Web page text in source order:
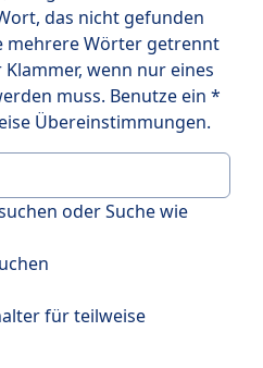
das nicht gefunden
mehrere Wörter getrennt
wenn nur eines
muss. Benutze ein *
Übereinstimmungen.
oder Suche wie
für teilweise